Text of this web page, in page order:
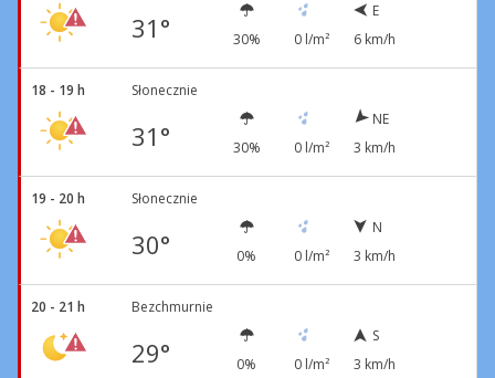
31° 30% 0 l/m²
E
6 km/h
18 - 19 h Słonecznie
31° 30% 0 l/m²
NE
3 km/h
19 - 20 h Słonecznie
30° 0% 0 l/m²
N
3 km/h
20 - 21 h Bezchmurnie
29° 0% 0 l/m²
S
3 km/h